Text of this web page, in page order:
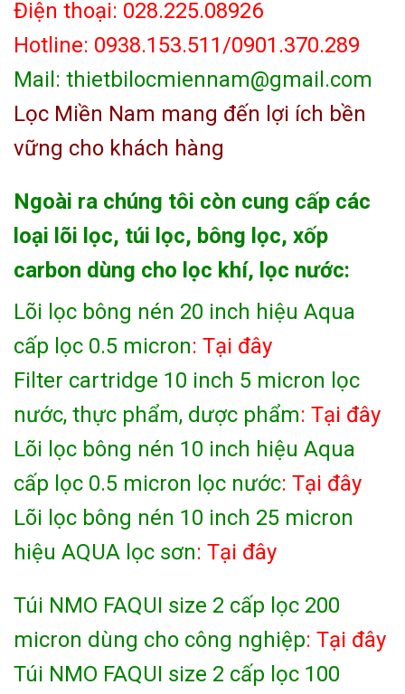
Điện thoại: 028.225.08926
Hotline: 0938.153.511/0901.370.289
Mail: thietbilocmiennam@gmail.com
Lọc Miền Nam mang đến lợi ích bền
vững cho khách hàng
Ngoài ra chúng tôi còn cung cấp các
loại lõi lọc, túi lọc, bông lọc, xốp
carbon dùng cho lọc khí, lọc nước:
Lõi lọc bông nén 20 inch hiệu Aqua
cấp lọc 0.5 micron: Tại đây
Filter cartridge 10 inch 5 micron lọc
nước, thực phẩm, dược phẩm: Tại đây
Lõi lọc bông nén 10 inch hiệu Aqua
cấp lọc 0.5 micron lọc nước: Tại đây
Lõi lọc bông nén 10 inch 25 micron
hiệu AQUA lọc sơn: Tại đây
Túi NMO FAQUI size 2 cấp lọc 200
micron dùng cho công nghiệp: Tại đây
Túi NMO FAQUI size 2 cấp lọc 100